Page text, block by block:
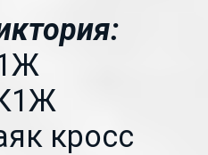
кросс